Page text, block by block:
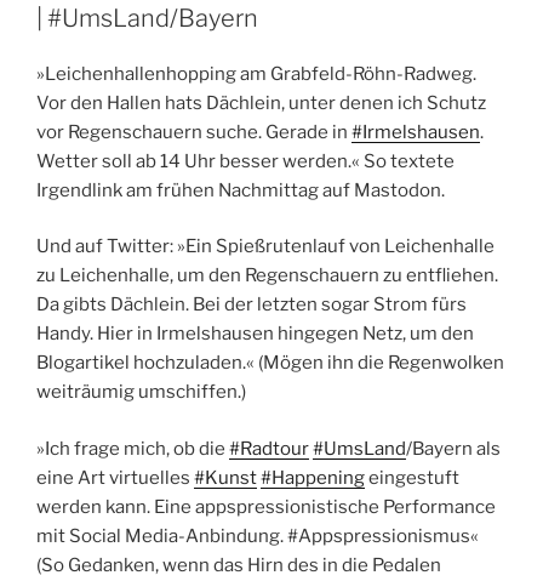
| #UmsLand/Bayern
»Leichenhallenhopping am Grabfeld-Röhn-Radweg.
Vor den Hallen hats Dächlein, unter denen ich Schutz
vor Regenschauern suche. Gerade in #Irmelshausen.
Wetter soll ab 14 Uhr besser werden.« So textete
Irgendlink am frühen Nachmittag auf Mastodon.
Und auf Twitter: »Ein Spießrutenlauf von Leichenhalle
zu Leichenhalle, um den Regenschauern zu entfliehen.
Da gibts Dächlein. Bei der letzten sogar Strom fürs
Handy. Hier in Irmelshausen hingegen Netz, um den
Blogartikel hochzuladen.« (Mögen ihn die Regenwolken
weiträumig umschiffen.)
»Ich frage mich, ob die #Radtour#UmsLand/Bayern als
eine Art virtuelles #Kunst#Happeningeingestuft
werden kann. Eine appspressionistische Performance
mit Social Media-Anbindung. #Appspressionismus«
(So Gedanken, wenn das Hirn des in die Pedalen